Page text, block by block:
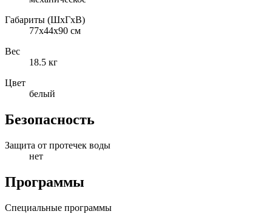
Габариты (ШxГxВ)
77x44x90 см
Вес
18.5 кг
Цвет
белый
Безопасность
Защита от протечек воды
нет
Программы
Специальные программы